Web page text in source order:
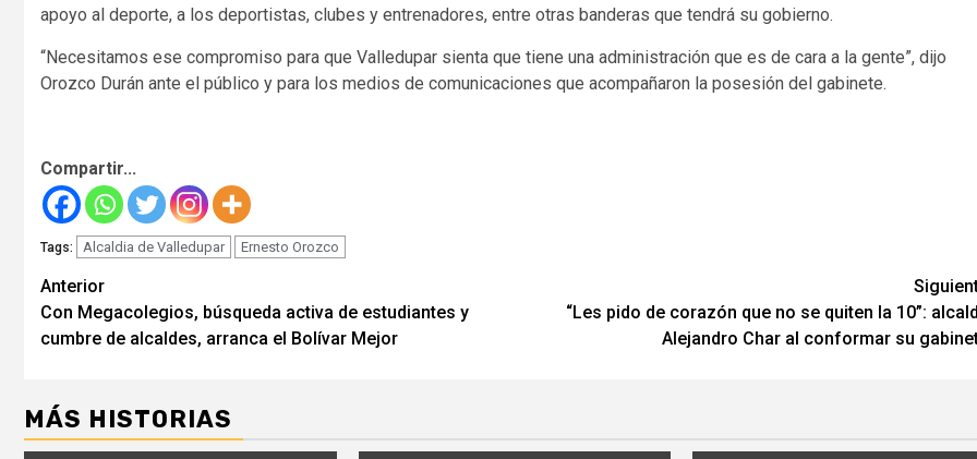
apoyo al deporte, a los deportistas, clubes y entrenadores, entre otras banderas que tendrá su gobierno.
“Necesitamos ese compromiso para que Valledupar sienta que tiene una administración que es de cara a la gente”, dijo
Orozco Durán ante el público y para los medios de comunicaciones que acompañaron la posesión del gabinete.
Compartir...
Tags: Alcaldia de Valledupar Ernesto Orozco
Seguir
leyendo
Anterior
Con Megacolegios, búsqueda activa de estudiantes y
cumbre de alcaldes, arranca el Bolívar Mejor
“Les pido de corazón que no se quiten la 10”:
Alejandro Char al conformar su
MÁS HISTORIAS